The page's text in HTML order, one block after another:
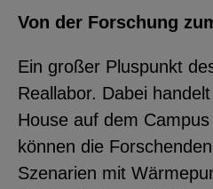
Von der Forschung
Ein großer Pluspunkt
Reallabor. Dabei
House auf dem
können die
Szenarien mit